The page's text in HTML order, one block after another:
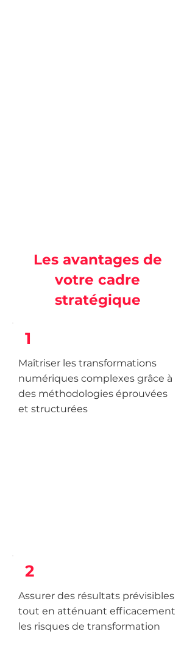
Les avantages de
votre cadre
stratégique
1
Maîtriser les transformations
numériques complexes grâce à
des méthodologies éprouvées
et structurées
2
Assurer des résultats prévisibles
tout en atténuant efficacement
les risques de transformation